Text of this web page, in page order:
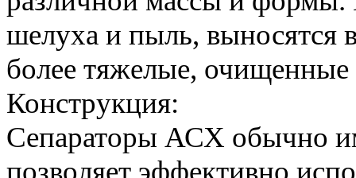
шелуха и пыль, выносятся
более тяжелые,
Конструкция:
Сепараторы АСХ обычно
позволяет эффективно